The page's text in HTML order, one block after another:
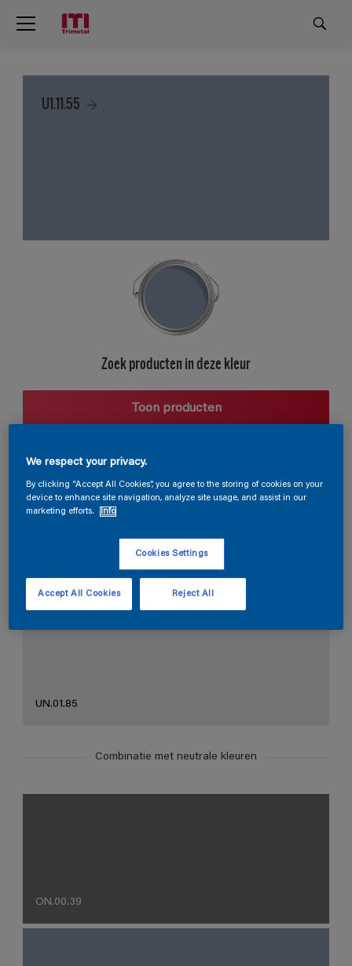
U1.11.55
Zoek producten in deze kleur
Toon producten
Harmonieuze suggestie
De Perfecte Witte
UN.01.85
Combinatie met neutrale kleuren
ON.00.39
We respect your privacy.
By clicking “Accept All Cookies”, you agree to the storing of cookies on your
device to enhance site navigation, analyze site usage, and assist in our
marketing efforts.
Info
Cookies Settings
Reject All
Accept All Cookies